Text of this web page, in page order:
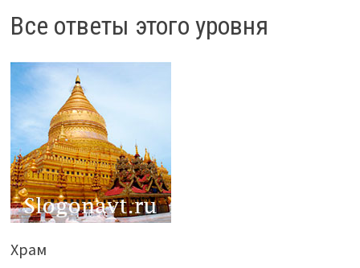
Все ответы этого уровня
Храм